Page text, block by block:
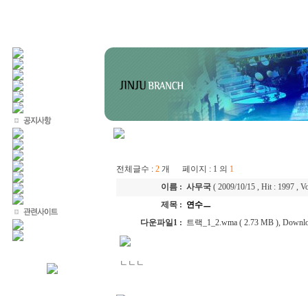
전체글수 : 2 개 페이지 : 1 의 1
이름 : 사무국 ( 2009/10/15 , Hit : 1997 ,
제목 : 연수ㅡ
다운파일1 : 트랙_1_2.wma ( 2.73 MB ),
ㄴㄴㄴ